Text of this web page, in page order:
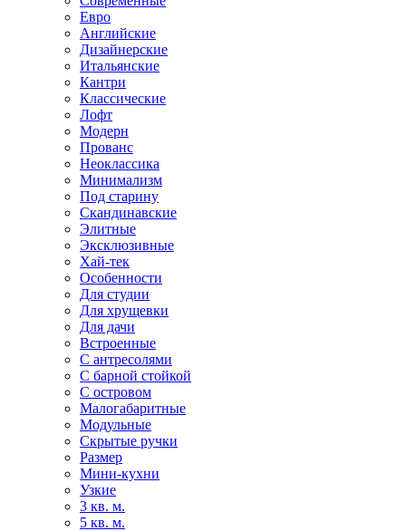
Евро
Английские
Дизайнерские
Итальянские
Кантри
Классические
Лофт
Модерн
Прованс
Неоклассика
Минимализм
Под старину
Скандинавские
Элитные
Эксклюзивные
Хай-тек
Особенности
Для студии
Для хрущевки
Для дачи
Встроенные
С антресолями
С барной стойкой
С островом
Малогабаритные
Модульные
Скрытые ручки
Размер
Мини-кухни
Узкие
3 кв. м.
5 кв. м.